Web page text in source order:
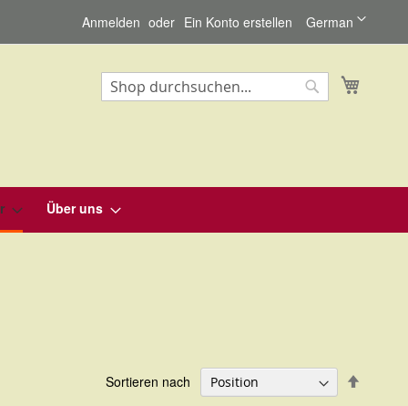
Sprache
German
Anmelden Ein Konto erstellen
Über uns
Sortieren nach